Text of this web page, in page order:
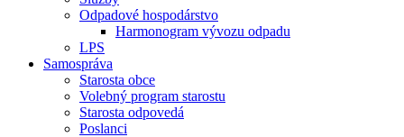
Odpadové hospodárstvo
Harmonogram vývozu odpadu
LPS
Samospráva
Starosta obce
Volebný program starostu
Starosta odpovedá
Poslanci